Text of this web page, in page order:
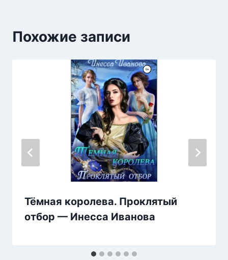
Похожие записи
Тёмная королева. Проклятый
отбор — Инесса Иванова